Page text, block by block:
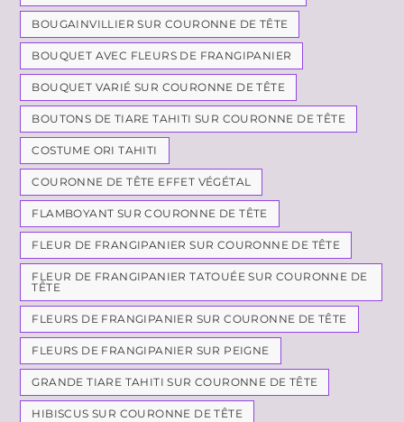
BOUGAINVILLIER SUR COURONNE DE TÊTE
BOUQUET AVEC FLEURS DE FRANGIPANIER
BOUQUET VARIÉ SUR COURONNE DE TÊTE
BOUTONS DE TIARE TAHITI SUR COURONNE DE TÊTE
COSTUME ORI TAHITI
COURONNE DE TÊTE EFFET VÉGÉTAL
FLAMBOYANT SUR COURONNE DE TÊTE
FLEUR DE FRANGIPANIER SUR COURONNE DE TÊTE
FLEUR DE FRANGIPANIER TATOUÉE SUR COURONNE DE
TÊTE
FLEURS DE FRANGIPANIER SUR COURONNE DE TÊTE
FLEURS DE FRANGIPANIER SUR PEIGNE
GRANDE TIARE TAHITI SUR COURONNE DE TÊTE
HIBISCUS SUR COURONNE DE TÊTE